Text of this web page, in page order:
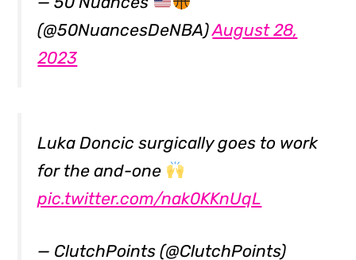
(@50NuancesDeNBA)August 28,
2023
Luka Doncic surgically goes to work
for the and-one
pic.twitter.com/nak0KKnUqL
— ClutchPoints (@ClutchPoints)